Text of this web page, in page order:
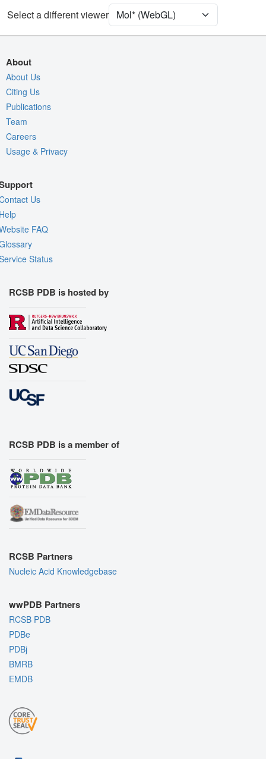
[Focus] Target
[Focus] Surroundings (5 Å) 2 reprs
Density
2Fo-Fc σ
Fo-Fc(-ve) σ
Entry
Quality Assessment
Assembly Symmetry
Export Animation
Select a different viewer
About
About Us
Citing Us
Publications
Team
Careers
Usage & Privacy
Us
FAQ
Status
RCSB PDB is hosted by
RCSB PDB is a member of
RCSB Partners
Nucleic Acid Knowledgebase
wwPDB Partners
RCSB PDB
PDBe
PDBj
BMRB
EMDB